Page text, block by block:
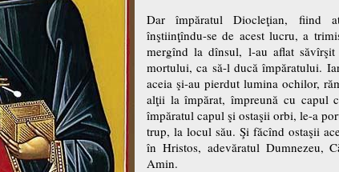
Dar împăratul Diocleţian, fiind
înştiinţîndu-se de acest lucru, a
mergînd la dînsul, l-au aflat
mortului, ca să-l ducă împăratului.
aceia şi-au pierdut lumina ochilor,
alţii la împărat, împreună cu capul
împăratul capul şi ostaşii orbi, le-a
trup, la locul său. Şi făcînd ostaşii
în Hristos, adevăratul Dumnezeu,
Amin.